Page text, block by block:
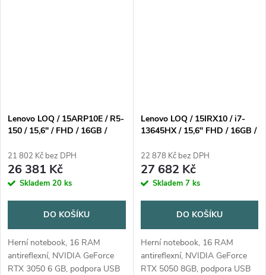
Lenovo LOQ / 15ARP10E / R5-
150 / 15,6" / FHD / 16GB /
Gray / 2R
21 802 Kč bez DPH
26 381 Kč
Skladem 20 ks
DO KOŠÍKU
Herní notebook, 16 RAM
antireflexní, NVIDIA GeForce
RTX 3050 6 GB, podpora USB
Lenovo LOQ / 15IRX10 / i7-
13645HX / 15,6" FHD / 16GB /
Gray / 2R
22 878 Kč bez DPH
27 682 Kč
Skladem 7 ks
DO KOŠÍKU
Herní notebook, 16 RAM
antireflexní, NVIDIA GeForce
RTX 5050 8GB, podpora USB